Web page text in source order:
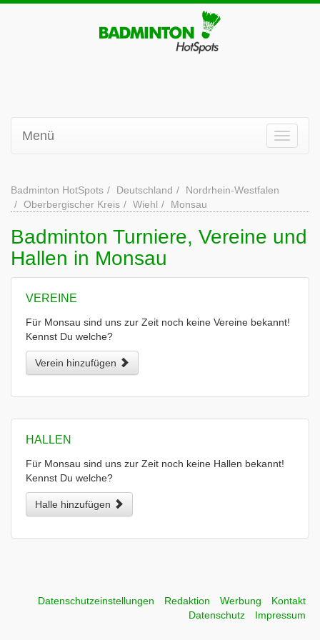
Menü
Badminton HotSpots Deutschland
Nordrhein-Westfalen
Oberbergischer Kreis
Wiehl Monsau
Badminton Turniere, Vereine und
Hallen in Monsau
VEREINE
Für Monsau sind uns zur Zeit noch keine Vereine bekannt!
Kennst Du welche?
Verein hinzufügen
HALLEN
Für Monsau sind uns zur Zeit noch keine Hallen bekannt!
Kennst Du welche?
Halle hinzufügen
Datenschutzeinstellungen Redaktion Werbung
Kontakt
Datenschutz
Impressum